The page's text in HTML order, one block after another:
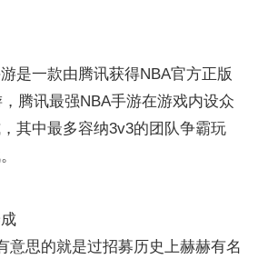
一款由腾讯获得NBA官方正版
腾讯最强NBA手游在游戏内设众
其中最多容纳3v3的团队争霸玩
思的就是过招募历史上赫赫有名